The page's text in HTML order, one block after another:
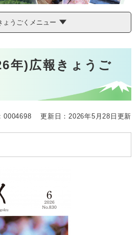
ょうごくメニュー
年)広報きょうご
0004698 更新日：2026年5月28日更新